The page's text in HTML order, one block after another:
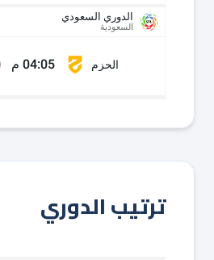
الدوري السعودي
السعودية
الحزم 04:05 م
ترتيب الدوري